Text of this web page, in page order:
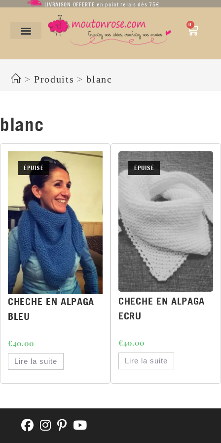
LIVRAISON OFFERTE en point relais dès 75€
0
> Produits > blanc
blanc
ÉPUISÉ
CHECHE EN ALPAGA
BLEU
€40.00
Lire la suite
ÉPUISÉ
CHECHE EN ALPAGA
ECRU
€40.00
Lire la suite